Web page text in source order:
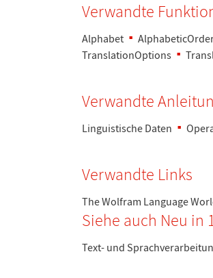
Verwandte
Alphabet
TranslationOptions
Verwandte
Linguistische Daten
Verwandte Links
The Wolfram Language
Siehe auch Neu in
Text- und